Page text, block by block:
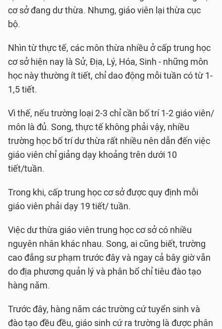
cơ sở đang dư thừa. Nhưng, giáo viên lại thừa cục
bộ.
Nhìn từ thực tế, các môn thừa nhiều ở cấp trung học
cơ sở hiện nay là Sử, Địa, Lý, Hóa, Sinh - những môn
học này thường ít tiết, chỉ dao động mỗi tuần có từ 1-
1,5 tiết.
Vì thế, nếu trường loại 2-3 chỉ cần bố trí 1-2 giáo viên/
môn là đủ. Song, thực tế không phải vậy, nhiều
trường học bố trí dư thừa rất nhiều nên dẫn đến việc
giáo viên chỉ giảng dạy khoảng trên dưới 10
tiết/tuần.
Trong khi, cấp trung học cơ sở được quy định mỗi
giáo viên phải dạy 19 tiết/ tuần.
Việc dư thừa giáo viên trung học cơ sở có nhiều
nguyên nhân khác nhau. Song, ai cũng biết, trường
cao đẳng sư phạm trước đây và ngay cả bây giờ vẫn
do địa phương quản lý và phân bổ chỉ tiêu đào tạo
hàng năm.
Trước đây, hàng năm các trường cứ tuyển sinh và
đào tạo đều đều, giáo sinh cứ ra trường là được phân